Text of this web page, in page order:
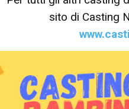
sito di Casting